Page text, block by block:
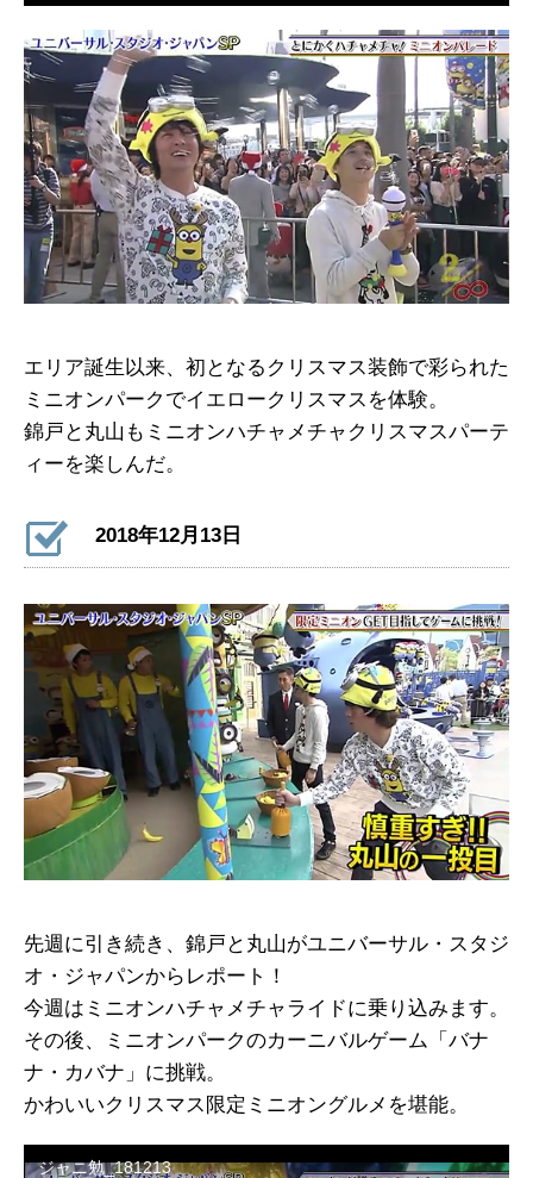
エリア誕生以来、初となるクリスマス装飾で彩られた
ミニオンパークでイエロークリスマスを体験。
錦戸と丸山もミニオンハチャメチャクリスマスパーテ
ィーを楽しんだ。
2018年12月13日
先週に引き続き、錦戸と丸山がユニバーサル・スタジ
オ・ジャパンからレポート！
今週はミニオンハチャメチャライドに乗り込みます。
その後、ミニオンパークのカーニバルゲーム「バナ
ナ・カバナ」に挑戦。
かわいいクリスマス限定ミニオングルメを堪能。